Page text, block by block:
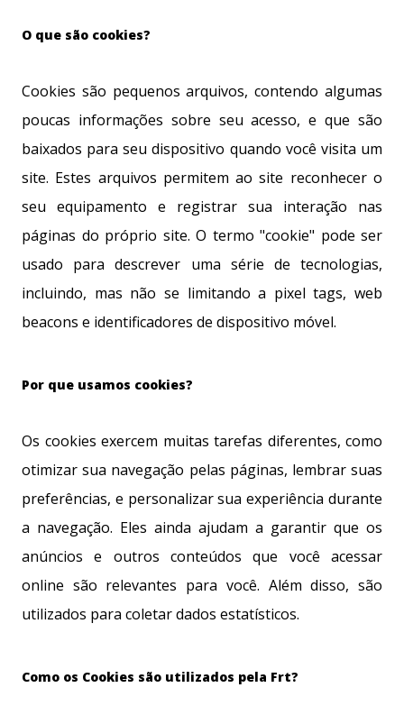
O que são cookies?
Cookies são pequenos arquivos, contendo algumas
poucas informações sobre seu acesso, e que são
baixados para seu dispositivo quando você visita um
site. Estes arquivos permitem ao site reconhecer o
seu equipamento e registrar sua interação nas
páginas do próprio site. O termo "cookie" pode ser
usado para descrever uma série de tecnologias,
incluindo, mas não se limitando a pixel tags, web
beacons e identificadores de dispositivo móvel.
Por que usamos cookies?
Os cookies exercem muitas tarefas diferentes, como
otimizar sua navegação pelas páginas, lembrar suas
preferências, e personalizar sua experiência durante
a navegação. Eles ainda ajudam a garantir que os
anúncios e outros conteúdos que você acessar
online são relevantes para você. Além disso, são
utilizados para coletar dados estatísticos.
Como os Cookies são utilizados pela Frt?